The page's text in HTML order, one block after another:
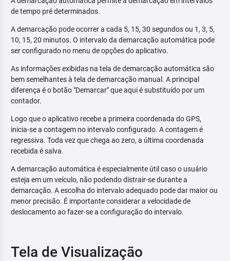
de tempo pré determinados.
A demarcação pode ocorrer a cada 5, 15, 30 segundos ou 1, 3, 5,
10, 15, 20 minutos. O intervalo da demarcação automática pode
ser configurado no menu de opções do aplicativo.
As informações exibidas na tela de demarcação automática são
bem semelhantes à tela de demarcação manual. A principal
diferença é o botão "Demarcar" que aqui é substituído por um
contador.
Logo que o aplicativo recebe a primeira coordenada do GPS,
inicia-se a contagem no intervalo configurado. A contagem é
regressiva. Toda vez que chega ao zero, a última coordenada
recebida é salva.
A demarcação automática é especialmente útil caso o usuário
esteja em um veículo, não podendo distrair-se durante a
demarcação. A escolha do intervalo adequado pode dar maior ou
menor precisão. É importante considerar a velocidade de
deslocamento ao fazer-se a configuração do intervalo.
Tela de Visualização